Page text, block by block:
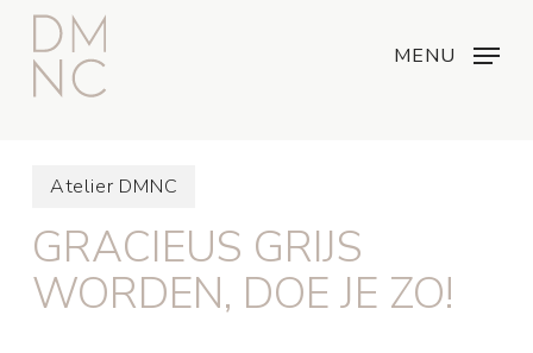
Skip
main
content
MENU
Atelier DMNC
GRACIEUS GRIJS
WORDEN, DOE JE ZO!